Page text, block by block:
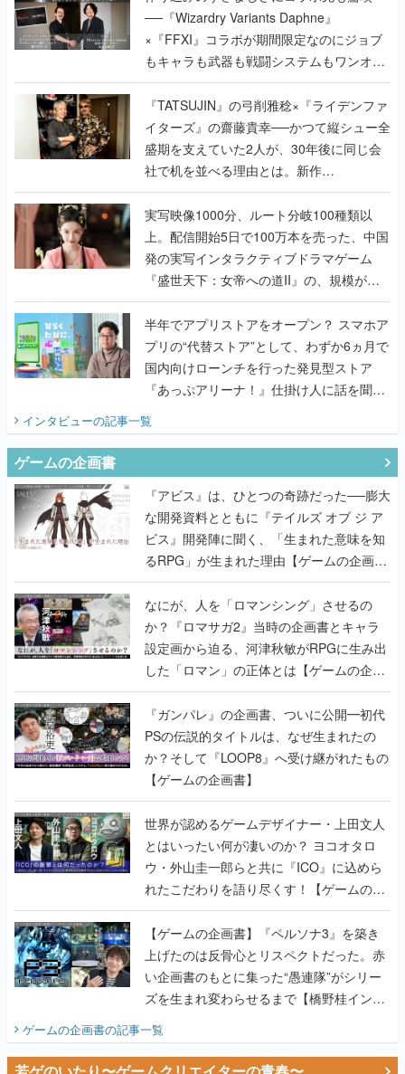
──『Wizardry Variants Daphne』
×『FFXI』コラボが期間限定なのにジョブ
もキャラも武器も戦闘システムもワンオフ
で作り込まれた理由を両ディレクターに聞
く
『TATSUJIN』の弓削雅稔×『ライデンファ
イターズ』の齋藤貴幸──かつて縦シュー全
盛期を支えていた2人が、30年後に同じ会
社で机を並べる理由とは。新作
『TATSUJIN EXTREME』で初タッグを組
んだレジェンド2人に訊く開発秘話
実写映像1000分、ルート分岐100種類以
上。配信開始5日で100万本を売った、中国
発の実写インタラクティブドラマゲーム
『盛世天下：女帝への道II』の、規模が違
うこだわりをプロデューサーに聞いた
半年でアプリストアをオープン？ スマホア
プリの“代替ストア”として、わずか6ヵ月で
国内向けローンチを行った発見型ストア
『あっぷアリーナ！』仕掛け人に話を聞い
インタビューの記事一覧
ゲームの企画書
『アビス』は、ひとつの奇跡だった──膨大
な開発資料とともに『テイルズ オブ ジ ア
ビス』開発陣に聞く、「生まれた意味を知
るRPG」が生まれた理由【ゲームの企画
書】
なにが、人を「ロマンシング」させるの
か？『ロマサガ2』当時の企画書とキャラ
設定画から迫る、河津秋敏がRPGに生み出
した「ロマン」の正体とは【ゲームの企画
書】
『ガンパレ』の企画書、ついに公開━初代
PSの伝説的タイトルは、なぜ生まれたの
か？そして『LOOP8』へ受け継がれたもの
【ゲームの企画書】
世界が認めるゲームデザイナー・上田文人
とはいったい何が凄いのか？ ヨコオタロ
ウ・外山圭一郎らと共に『ICO』に込めら
れたこだわりを語り尽くす！【ゲームの企
画書】
【ゲームの企画書】『ペルソナ3』を築き
上げたのは反骨心とリスペクトだった。赤
い企画書のもとに集った“愚連隊”がシリー
ズを生まれ変わらせるまで【橋野桂インタ
ゲームの企画書の記事一覧